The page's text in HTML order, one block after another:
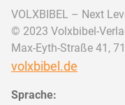
VOLXBIBEL – Next
© 2023 Volxbibel-
Max-Eyth-Straße 41,
volxbibel.de
Sprache: